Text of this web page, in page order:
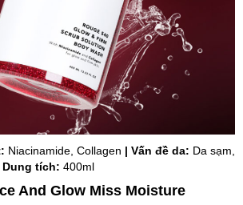
Niacinamide, Collagen | Vấn đề da: Da sạm,
Dung tích: 400ml
And Glow Miss Moisture